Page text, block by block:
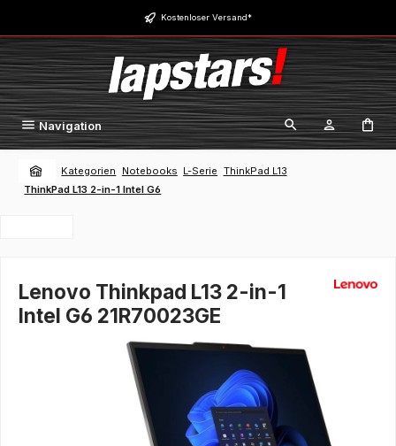
Zum Hauptinhalt springen Kostenloser Versand*
Navigation
Kategorien Notebooks L-Serie ThinkPad L13
ThinkPad L13 2-in-1 Intel G6
Lenovo Thinkpad L13 2-in-1
Intel G6 21R70023GE
Bildergalerie überspringen